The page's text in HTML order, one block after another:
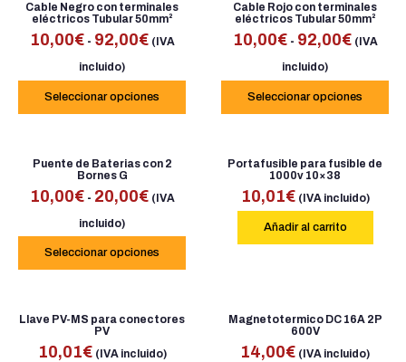
Cable Negro con terminales
eléctricos Tubular 50mm²
10,00€ - 92,00€ (IVA
incluido)
Seleccionar opciones
Cable Rojo con terminales
eléctricos Tubular 50mm²
10,00€ - 92,00€ (IVA
incluido)
Seleccionar opciones
Puente de Baterias con 2
Bornes G
10,00€ - 20,00€ (IVA
incluido)
Seleccionar opciones
Portafusible para fusible de
1000v 10×38
10,01€ (IVA incluido)
Añadir al carrito
Llave PV-MS para conectores
PV
10,01€ (IVA incluido)
Magnetotermico DC 16A 2P
600V
14,00€ (IVA incluido)